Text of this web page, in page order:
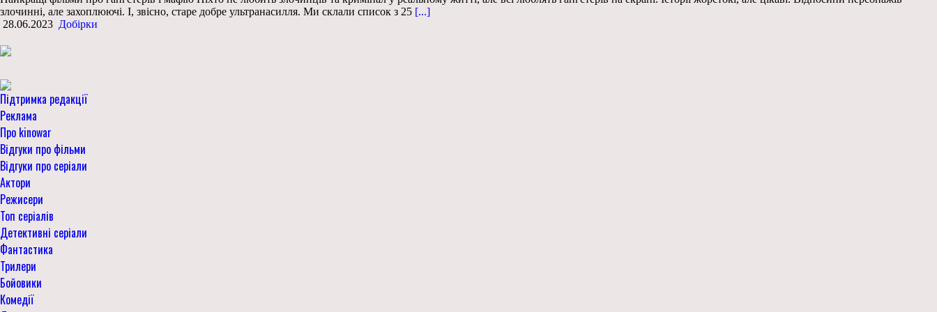
злочинні, але захоплюючі. І, звісно, старе добре ультранасилля. Ми склали список з 25 [...]
28.06.2023 Добірки
Підтримка редакції
Реклама
Про kinowar
Відгуки про фільми
Відгуки про серіали
Актори
Режисери
Топ серіалів
Детективні серіали
Фантастика
Трилери
Бойовики
Комедії